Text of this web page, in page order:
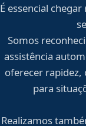
É essencial
Somos
assistência
oferecer rapidez,
para
Realizamos